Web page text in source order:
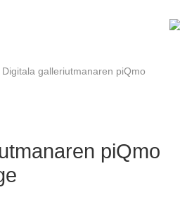
Digitala galleriutmanaren piQmo
piQmo